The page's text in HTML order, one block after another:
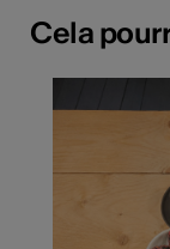
Cela